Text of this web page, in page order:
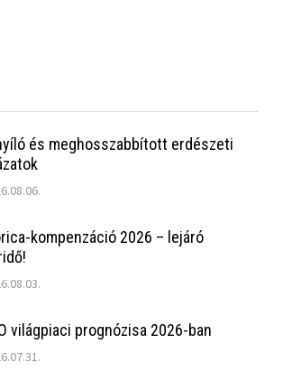
és meghosszabbított erdészeti
kompenzáció 2026 – lejáró
világpiaci prognózisa 2026-ban